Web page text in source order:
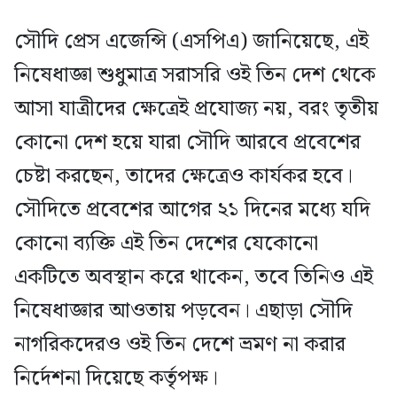
সৌদি প্রেস এজেন্সি (এসপিএ) জানিয়েছে, এই
নিষেধাজ্ঞা শুধুমাত্র সরাসরি ওই তিন দেশ থেকে
আসা যাত্রীদের ক্ষেত্রেই প্রযোজ্য নয়, বরং তৃতীয়
কোনো দেশ হয়ে যারা সৌদি আরবে প্রবেশের
চেষ্টা করছেন, তাদের ক্ষেত্রেও কার্যকর হবে।
সৌদিতে প্রবেশের আগের ২১ দিনের মধ্যে যদি
কোনো ব্যক্তি এই তিন দেশের যেকোনো
একটিতে অবস্থান করে থাকেন, তবে তিনিও এই
নিষেধাজ্ঞার আওতায় পড়বেন। এছাড়া সৌদি
নাগরিকদেরও ওই তিন দেশে ভ্রমণ না করার
নির্দেশনা দিয়েছে কর্তৃপক্ষ।